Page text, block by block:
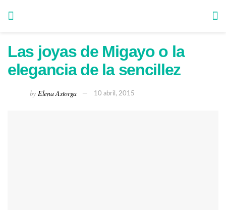
Las joyas de Migayo o la
elegancia de la sencillez
by Elena Astorga 10 abril, 2015